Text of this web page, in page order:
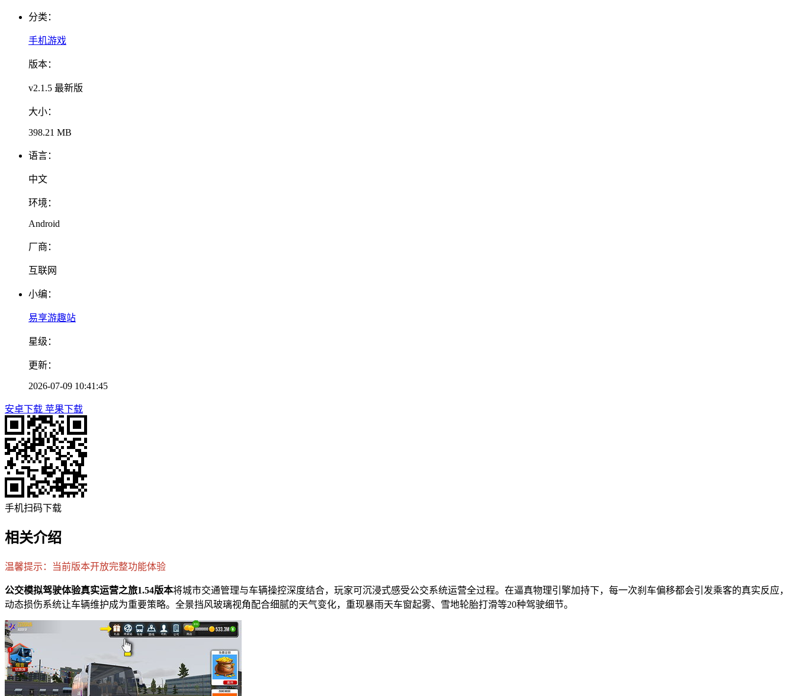
分类：
手机游戏
版本：
v2.1.5 最新版
大小：
398.21 MB
语言：
中文
环境：
Android
厂商：
互联网
小编：
易享游趣站
星级：
更新：
2026-07-09 10:41:45
安卓下载 苹果下载
手机扫码下载
相关介绍
温馨提示：当前版本开放完整功能体验
公交模拟驾驶体验真实运营之旅1.54版本将城市交通管理与车辆操控深度结合，玩家可沉浸式感受公交系统运营全过程。在逼真物理引擎加持下，每一次刹车偏移都会引发乘客的真实反应，
动态损伤系统让车辆维护成为重要策略。全景挡风玻璃视角配合细腻的天气变化，重现暴雨天车窗起雾、雪地轮胎打滑等20种驾驶细节。